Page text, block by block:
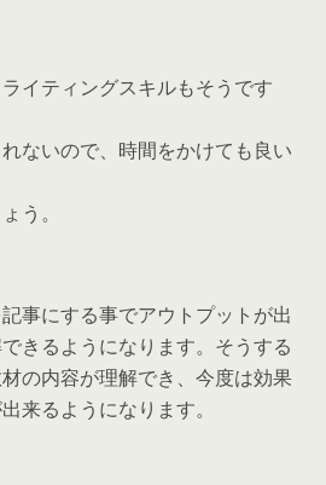
イティングスキルもそうです
ないので、時間をかけても良い
う。
事にする事でアウトプットが出
きるようになります。そうする
の内容が理解でき、今度は効果
来るようになります。